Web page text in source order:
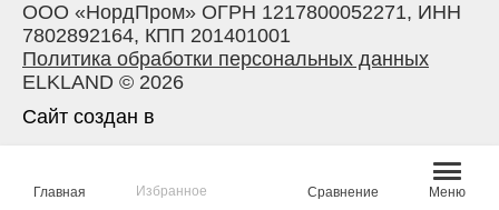
Главная Избранное Сравнение Меню
ООО «НордПром» ОГРН 1217800052271, ИНН
7802892164, КПП 201401001
Политика обработки персональных данных
ELKLAND © 2026
Сайт создан в